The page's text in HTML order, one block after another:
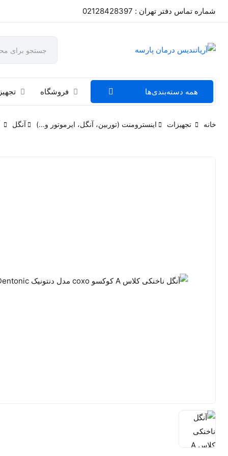
شماره تماس دفتر تهران : 02128428397
همه دسته‌بندی‌ها فروشگاه
خانه تجهیزات اینسترومنت (توربین، آنگل، ایرموتور و...) آنگل